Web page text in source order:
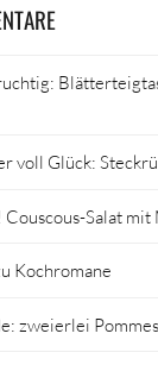
voll Glück:
Couscous-Salat mit
Kochromane
zweierlei